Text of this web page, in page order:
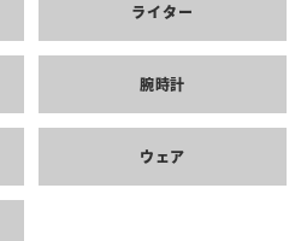
ライター
腕時計
ウェア